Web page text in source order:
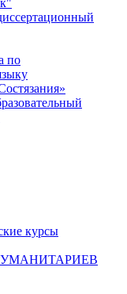
по
курсы